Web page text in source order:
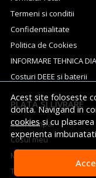
Acest site foloseste
dorita. Navigand in
cookiessi cu
experienta
Termeni si conditii
Confidentialitate
Politica de Cookies
INFORMARE TEHNICA
Costuri DEEE si baterii
PLATA SI LIVRARE
Cum cumpar
Cosul meu
Metode de plata
Transport si retururi